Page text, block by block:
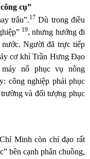
cụ”
trâu”.17 Dù trong điều
19, nhưng hướng đi
Người đã trực tiếp
cơ khí Trần Hưng Đạo
nổ phục vụ nông
công nghiệp phải phục
và đối tượng phục
Minh còn chỉ đạo rất
bên cạnh phân chuồng,